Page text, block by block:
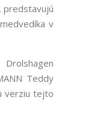
predstavujú
v
Teddy
verziu tejto